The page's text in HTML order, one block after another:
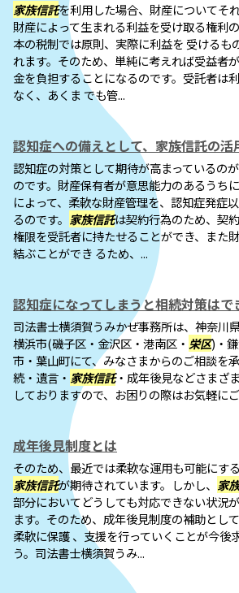
家族信託を利用した場合、財産についてそ
財産によって生まれる利益を受け取る権利
本の税制では原則、実際に利益を 受けるも
れます。そのため、単純に考えれば受益者
金を負担することになるのです。受託者は
なく、あくま でも管...
認知症への備えとして、家族信託の活
認知症の対策として期待が高まっているのが
のです。財産保有者が意思能力のあるうち
によって、柔軟な財産管理を、認知症発症
るのです。 家族信託は契約行為のため、契
権限を受託者に持たせることができ、また
結ぶことができ るため、...
認知症になってしまうと相続対策はで
司法書士横須賀うみかぜ事務所は、神奈川
横浜市(磯子区・金沢区・港南区・ 栄区)・
市・葉山町にて、みなさまからのご相談を
続・遺言・ 家族信託・成年後見などさまざ
しておりますので、お困りの際はお気軽に
成年後見制度とは
そのため、最近では柔軟な運用も可能にす
家族信託が期待されています。しかし、 家
部分においてどうしても対応できない状況
ます。そのため、成年後見制度の補助として
柔軟に保護 、支援を行っていくことが今後
う。司法書士横須賀うみ...